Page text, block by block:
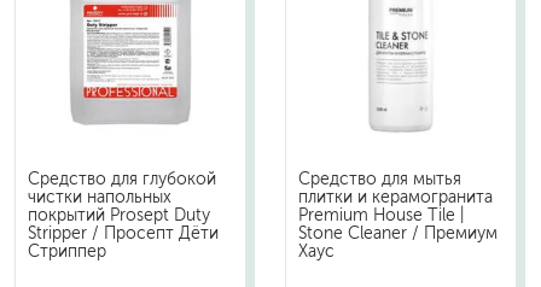
Средство для глубокой
чистки напольных
покрытий Prosept Duty
Stripper / Просепт Дёти
Стриппер
Средство для мытья
плитки и керамогранита
Premium House Tile |
Stone Cleaner / Премиум
Хаус